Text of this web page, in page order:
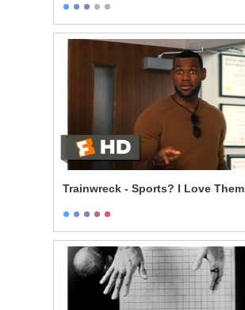
Trainwreck - Sports? I Love Them